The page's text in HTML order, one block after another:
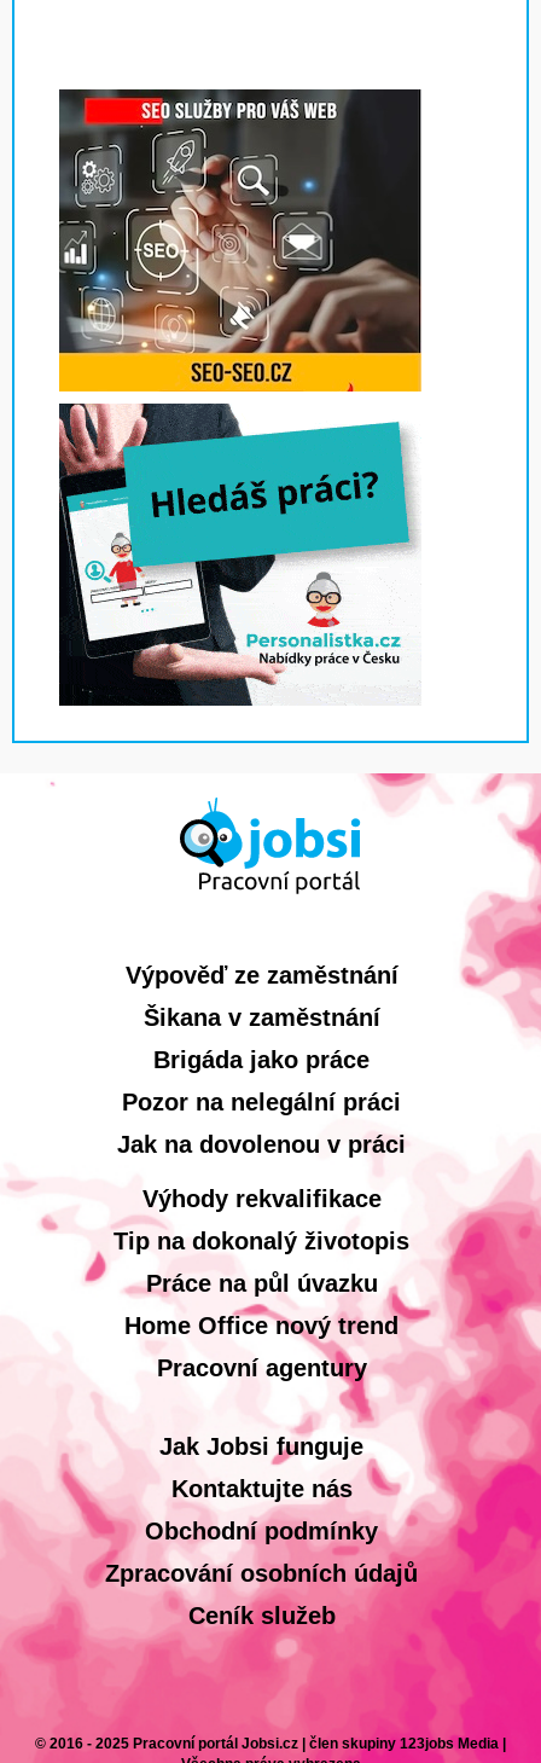
Výpověď ze zaměstnání
Šikana v zaměstnání
Brigáda jako práce
Pozor na nelegální práci
Jak na dovolenou v práci
Výhody rekvalifikace
Tip na dokonalý životopis
Práce na půl úvazku
Home Office nový trend
Pracovní agentury
Jak Jobsi funguje
Kontaktujte nás
Obchodní podmínky
Zpracování osobních údajů
Ceník služeb
© 2016 - 2025 Pracovní portál Jobsi.cz | člen skupiny 123jobs Media |